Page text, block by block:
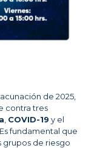
de 2025,
contra tres
COVID-19 y el
. Es fundamental que
grupos de riesgo